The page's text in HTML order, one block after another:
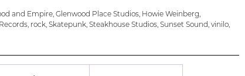
and Empire, Glenwood Place Studios, Howie Weinberg,
, rock, Skatepunk, Steakhouse Studios, Sunset Sound, vinilo,